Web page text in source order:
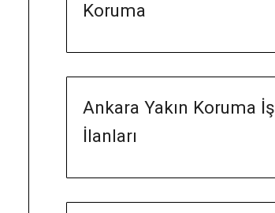
Koruma
Ankara Yakın Koruma İş
İlanları